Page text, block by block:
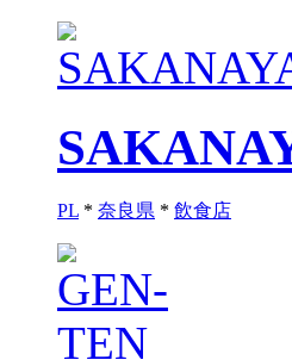
PL * 奈良県 * 飲食店